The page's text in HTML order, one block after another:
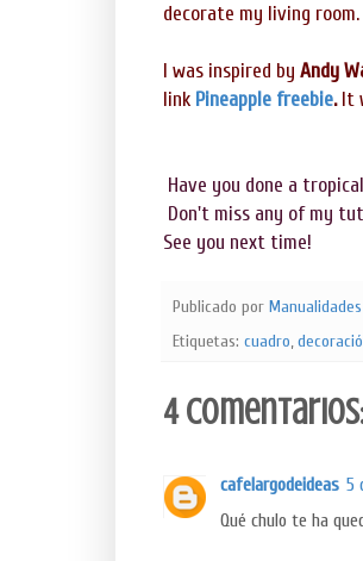
decorate my living room.
I was inspired by Andy
link Pineapple freebie.It
Have you done a
Don't miss any of my
See you next time!
Publicado por
Etiquetas: cuadro,
4
cafelargodeideas 5
Qué chulo te ha